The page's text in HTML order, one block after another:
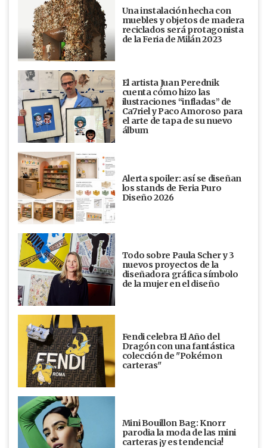
Una instalación hecha con
muebles y objetos de madera
reciclados será protagonista
de la Feria de Milán 2023
El artista Juan Perednik
cuenta cómo hizo las
ilustraciones “infladas” de
Ca7riel y Paco Amoroso para
el arte de tapa de su nuevo
álbum
Alerta spoiler: así se diseñan
los stands de Feria Puro
Diseño 2026
Todo sobre Paula Scher y 3
nuevos proyectos de la
diseñadora gráfica símbolo
de la mujer en el diseño
Fendi celebra El Año del
Dragón con una fantástica
colección de "Pokémon
carteras"
Mini Bouillon Bag: Knorr
parodia la moda de las mini
carteras ¡y es tendencia!